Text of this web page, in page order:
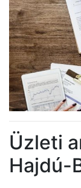
Üzleti
Hajdú-